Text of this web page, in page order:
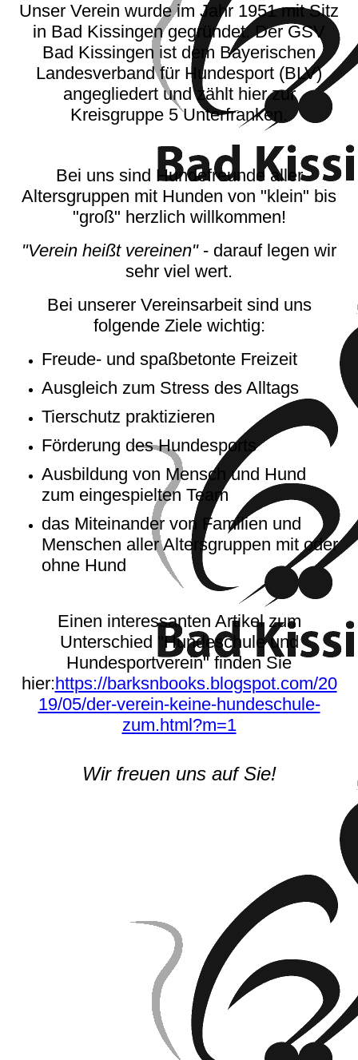
Unser Verein wurde im Jahr 1951 mit Sitz
in Bad Kissingen gegründet. Der GSV
Bad Kissingen ist dem Bayerischen
Landesverband für Hundesport (BLV)
angegliedert und zählt hier zur
Kreisgruppe 5 Unterfranken.
Bei uns sind Hundefreunde aller
Altersgruppen mit Hunden von "klein" bis
"groß" herzlich willkommen!
"Verein heißt vereinen"- darauf legen wir
sehr viel wert.
Bei unserer Vereinsarbeit sind uns
folgende Ziele wichtig:
Freude- und spaßbetonte Freizeit
Ausgleich zum Stress des Alltags
Tierschutz praktizieren
Förderung des Hundesports
Ausbildung von Mensch und Hund
zum eingespielten Team
das Miteinander von Familien und
Menschen aller Altersgruppen mit oder
ohne Hund
Einen interessanten Artikel zum
Unterschied "Hundeschule und
Hundesportverein" finden Sie
hier:https://barksnbooks.blogspot.com/20
19/05/der-verein-keine-hundeschule-
zum.html?m=1
Wir freuen uns auf Sie!